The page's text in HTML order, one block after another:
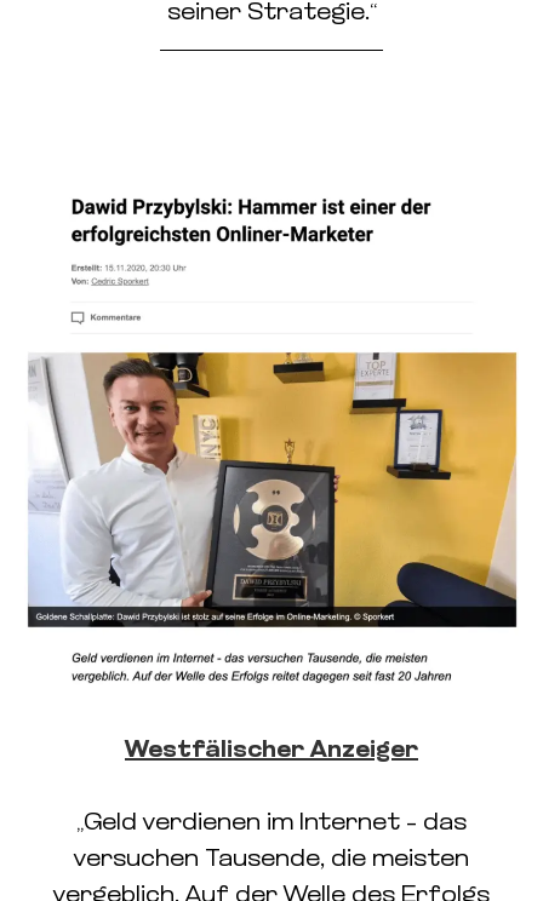
seiner Strategie.“
Westfälischer Anzeiger
„Geld verdienen im Internet – das
versuchen Tausende, die meisten